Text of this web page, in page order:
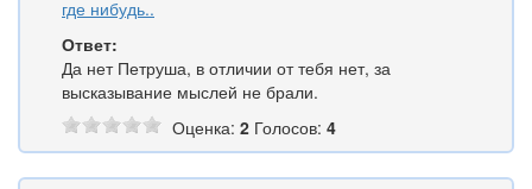
где нибудь..
Ответ:
Да нет Петруша, в отличии от тебя нет, за
высказывание мыслей не брали.
Оценка: 2 Голосов: 4